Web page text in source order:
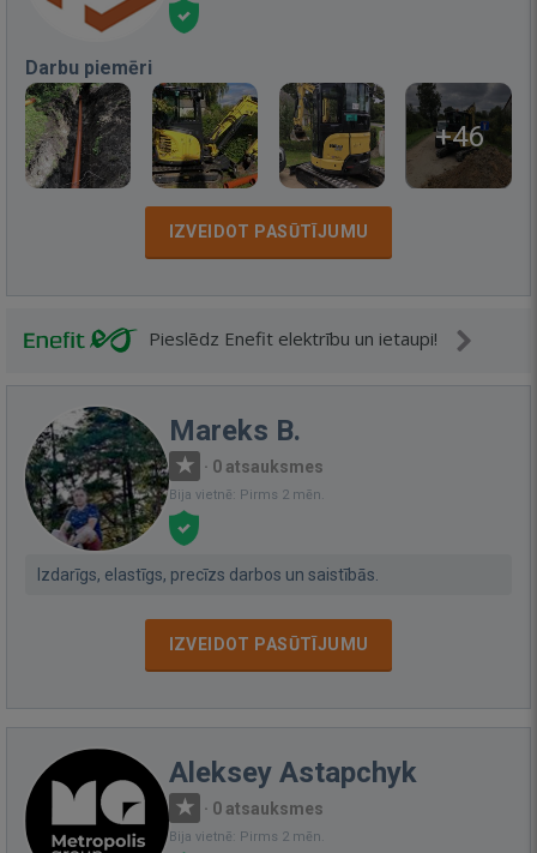
Darbu piemēri
+46
IZVEIDOT PASŪTĪJUMU
Pieslēdz Enefit elektrību un ietaupi!
Mareks B.
· 0 atsauksmes
Bija vietnē: Pirms 2 mēn.
Izdarīgs, elastīgs, precīzs darbos un saistībās.
IZVEIDOT PASŪTĪJUMU
Aleksey Astapchyk
· 0 atsauksmes
Bija vietnē: Pirms 2 mēn.